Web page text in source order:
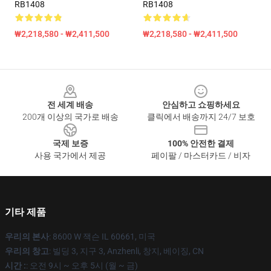
RB1408
₩2,218,580 - ₩2,411,500
RB1408
₩2,218,580 - ₩2,411,500
전 세계 배송
200개 이상의 국가로 배송
안심하고 쇼핑하세요
클릭에서 배송까지 24/7 보호
국제 보증
사용 국가에서 제공
100% 안전한 결제
페이팔 / 마스터카드 / 비자
기타 제품
우리의 본사: 8600 W 잭슨 IL 60661, 미국
우리의 창고: 빌딩 3, 지구 3, Anzhenli, 창지, 베이징, CN
시간 :: 오전 9시 ~ 오후 5시 (월 ~ 금)